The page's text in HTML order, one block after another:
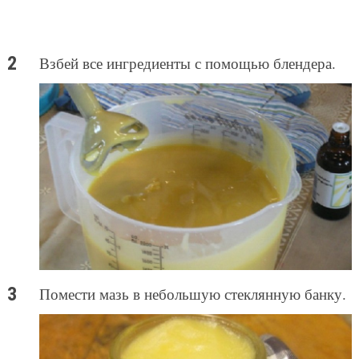
Взбей все ингредиенты с помощью блендера.
Помести мазь в небольшую стеклянную банку.